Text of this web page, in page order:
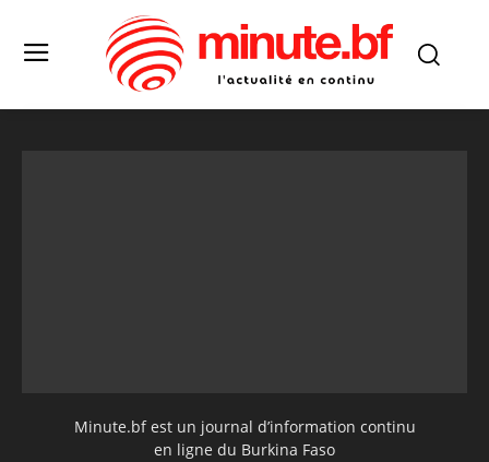
Minute.bf est un journal d’information continu
en ligne du Burkina Faso